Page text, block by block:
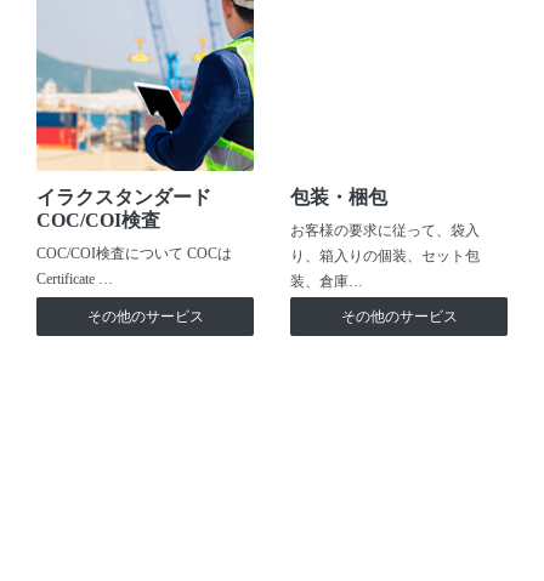
イラクスタンダード
COC/COI検査
COC/COI検査について COCは
Certificate …
その他のサービス
包装・梱包
お客様の要求に従って、袋入
り、箱入りの個装、セット包
装、倉庫…
その他のサービス